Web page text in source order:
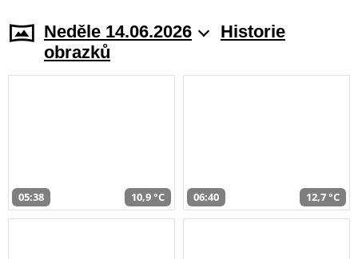
Neděle 14.06.2026
Historie
obrazků
05:38 10,9 °C 06:40 12,7 °C